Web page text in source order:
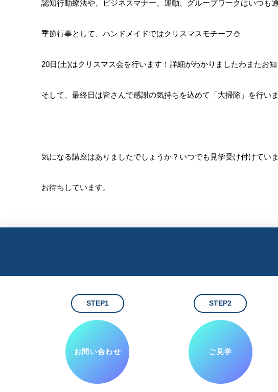
認知行動療法や、ビジネスマナー、運動、グループワークはいつも
季節行事として、ハンドメイドではクリスマスモチーフ⛄
20日(土)はクリスマス会を行います！詳細がわかりましたわまたお
そして、最終日は皆さんで感謝の気持ちを込めて「大掃除」を行い
気になる講座はありましたでしょうか？いつでも見学受け付けてい
お待ちしています。
STEP1
お問い合わせ
STEP2
ご見学